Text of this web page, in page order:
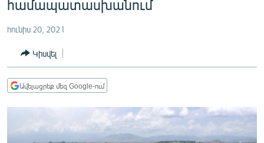
Որոնում
ՏՆՏԵՍՈՒԹՅՈՒՆ
ՂԱՐԱԲԱՂ
ՊԱՏԵՐԱԶՄԻ 6 ՇԱԲԱԹՆԵՐԸ
ՏԱՐԱԾԱՇՐՋԱՆ
համապատասխանում
հունիս 20, 2021
Կիսվել
Ավելացրեք մեզ Google-ում